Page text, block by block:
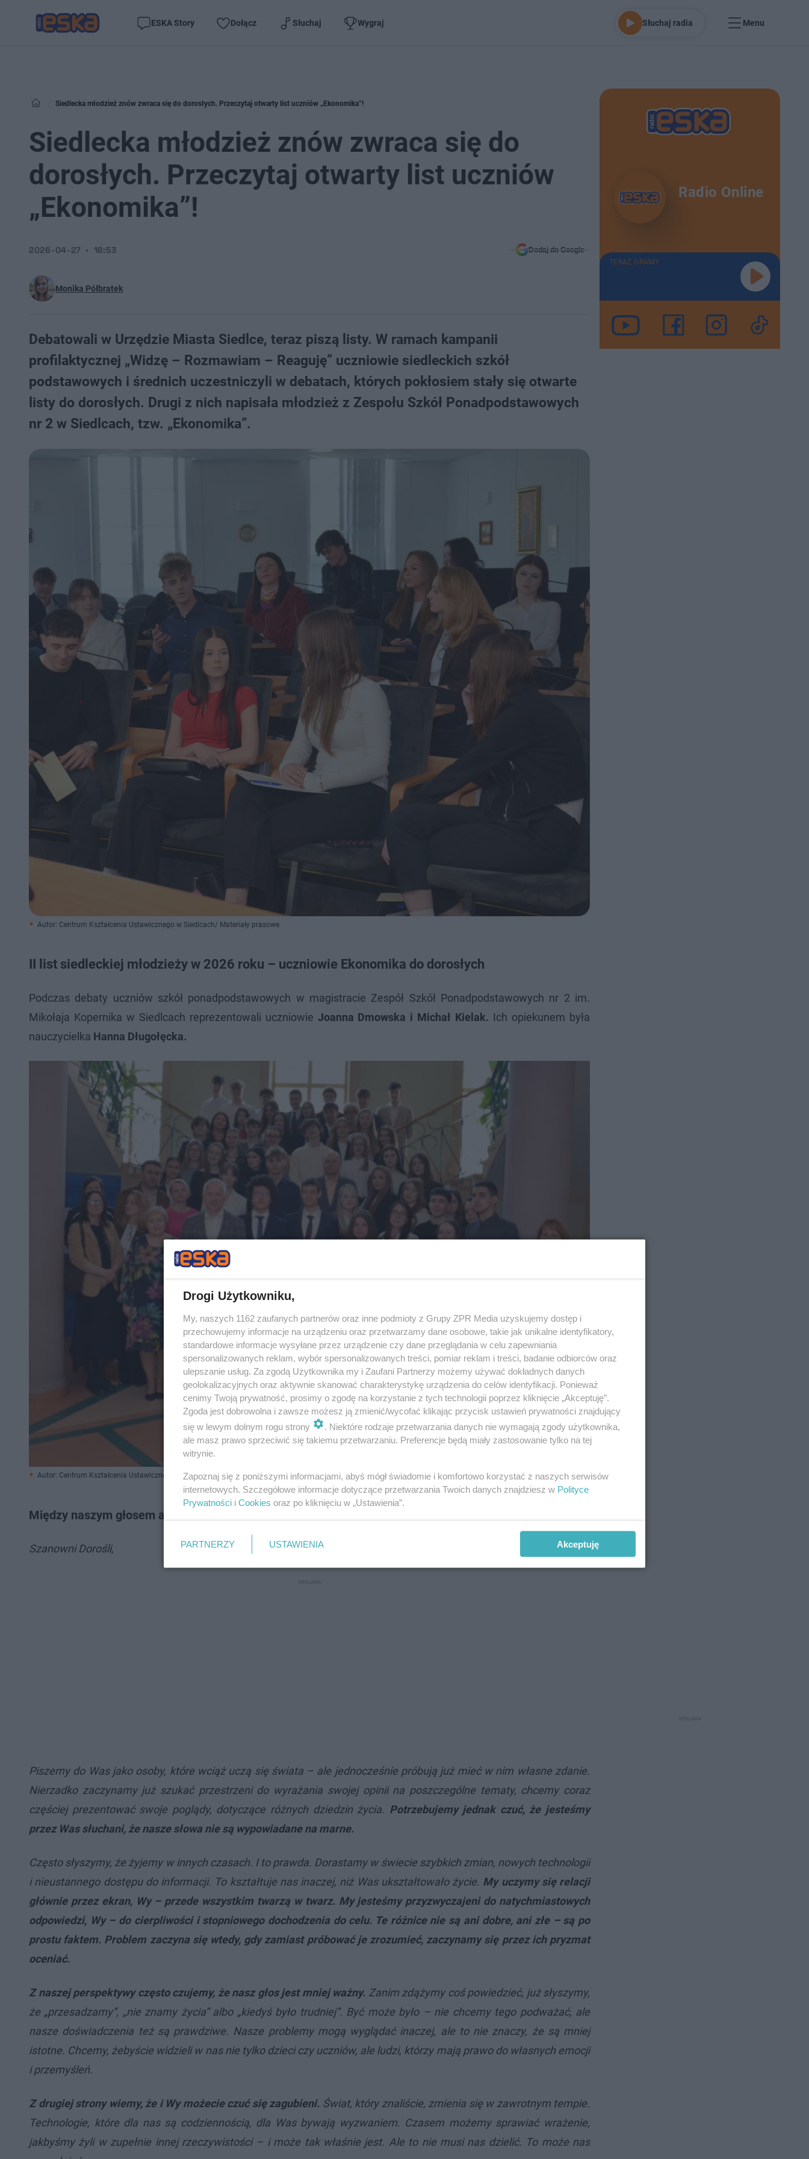
ESKA Story Dołącz Słuchaj Wygraj Słuchaj radia Menu
Siedlecka młodzież znów zwraca się do dorosłych. Przeczytaj otwarty list uczniów „Ekonomika”!
Siedlecka młodzież znów zwraca się do
dorosłych. Przeczytaj otwarty list uczniów
„Ekonomika”!
Monika Półbratek
2026-04-27 18:53 Dodaj do Google
Debatowali w Urzędzie Miasta Siedlce, teraz piszą listy. W ramach kampanii
profilaktycznej „Widzę – Rozmawiam – Reaguję” uczniowie siedleckich szkół
podstawowych i średnich uczestniczyli w debatach, których pokłosiem stały się otwarte
listy do dorosłych. Drugi z nich napisała młodzież z Zespołu Szkół Ponadpodstawowych
nr 2 w Siedlcach, tzw. „Ekonomika”.
Autor: Centrum Kształcenia Ustawicznego w Siedlcach/ Materiały prasowe
II list siedleckiej młodzieży w 2026 roku – uczniowie Ekonomika do dorosłych
Podczas debaty uczniów szkół ponadpodstawowych w magistracie Zespół Szkół Ponadpodstawowych nr 2 im.
Mikołaja Kopernika w Siedlcach reprezentowali uczniowie Joanna Dmowska i Michał Kielak. Ich opiekunem była
nauczycielka Hanna Długołęcka.
Autor: Centrum Kształcenia Ustawicznego w Siedlcach/ Materiały prasowe
Między naszym głosem a Waszym zdaniem. Młodzież w listach do dorosłych
Szanowni Dorośli,
Piszemy do Was jako osoby, które wciąż uczą się świata – ale jednocześnie próbują już mieć w nim własne zdanie.
Nierzadko zaczynamy już szukać przestrzeni do wyrażania swojej opinii na poszczególne tematy, chcemy coraz
częściej prezentować swoje poglądy, dotyczące różnych dziedzin życia. Potrzebujemy jednak czuć, że jesteśmy
przez Was słuchani, że nasze słowa nie są wypowiadane na marne.
Często słyszymy, że żyjemy w innych czasach. I to prawda. Dorastamy w świecie szybkich zmian, nowych technologii
i nieustannego dostępu do informacji. To kształtuje nas inaczej, niż Was ukształtowało życie. My uczymy się relacji
głównie przez ekran, Wy – przede wszystkim twarzą w twarz. My jesteśmy przyzwyczajeni do natychmiastowych
odpowiedzi, Wy – do cierpliwości i stopniowego dochodzenia do celu. Te różnice nie są ani dobre, ani złe – są po
prostu faktem. Problem zaczyna się wtedy, gdy zamiast próbować je zrozumieć, zaczynamy się przez ich pryzmat
oceniać.
Z naszej perspektywy często czujemy, że nasz głos jest mniej ważny. Zanim zdążymy coś powiedzieć, już słyszymy,
że „przesadzamy”, „nie znamy życia” albo „kiedyś było trudniej”. Być może było – nie chcemy tego podważać, ale
nasze doświadczenia też są prawdziwe. Nasze problemy mogą wyglądać inaczej, ale to nie znaczy, że są mniej
istotne. Chcemy, żebyście widzieli w nas nie tylko dzieci czy uczniów, ale ludzi, którzy mają prawo do własnych emocji
i przemyśleń.
Z drugiej strony wiemy, że i Wy możecie czuć się zagubieni. Świat, który znaliście, zmienia się w zawrotnym tempie.
Technologie, które dla nas są codziennością, dla Was bywają wyzwaniem. Czasem możemy sprawiać wrażenie,
jakbyśmy żyli w zupełnie innej rzeczywistości – i może tak właśnie jest. Ale to nie musi nas dzielić. To może nas
Radio Online
TERAZ GRAMY
Drogi Użytkowniku,
My, naszych 1162 zaufanych partnerów oraz inne podmioty z Grupy ZPR Media uzyskujemy dostęp i
przechowujemy informacje na urządzeniu oraz przetwarzamy dane osobowe, takie jak unikalne identyfikatory,
standardowe informacje wysyłane przez urządzenie czy dane przeglądania w celu zapewniania
spersonalizowanych reklam, wybór spersonalizowanych treści, pomiar reklam i treści, badanie odbiorców oraz
ulepszanie usług. Za zgodą Użytkownika my i Zaufani Partnerzy możemy używać dokładnych danych
geolokalizacyjnych oraz aktywnie skanować charakterystykę urządzenia do celów identyfikacji. Ponieważ
cenimy Twoją prywatność, prosimy o zgodę na korzystanie z tych technologii poprzez kliknięcie „Akceptuję”.
Zgoda jest dobrowolna i zawsze możesz ją zmienić/wycofać klikając przycisk ustawień prywatności znajdujący
się w lewym dolnym rogu strony
. Niektóre rodzaje przetwarzania danych nie wymagają zgody użytkownika,
ale masz prawo sprzeciwić się takiemu przetwarzaniu. Preferencje będą miały zastosowanie tylko na tej
witrynie.
Zapoznaj się z poniższymi informacjami, abyś mógł świadomie i komfortowo korzystać z naszych serwisów
internetowych. Szczegółowe informacje dotyczące przetwarzania Twoich danych znajdziesz w Polityce
Prywatności i Cookies oraz po kliknięciu w „Ustawienia”.
PARTNERZY USTAWIENIA Akceptuję